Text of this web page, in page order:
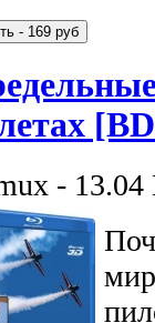
- 13.04